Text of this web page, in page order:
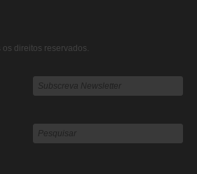
direitos reservados.